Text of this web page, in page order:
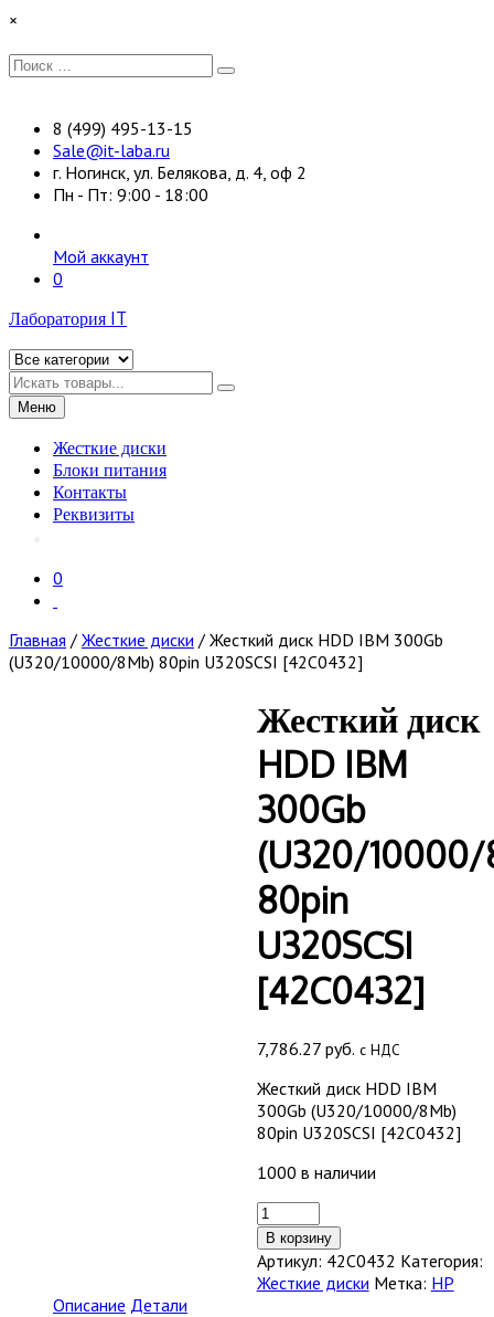
Перейти
содержимому
×
Искать:
Поиск
8 (499) 495-13-15
Sale@it-laba.ru
г. Ногинск, ул. Белякова, д. 4, оф 2
Пн - Пт: 9:00 - 18:00
Мой аккаунт
0
Лаборатория IT
Искать
Меню
Жесткие диски
Блоки питания
Контакты
Реквизиты
0
Главная / Жесткие диски / Жесткий диск HDD IBM 300Gb
(U320/10000/8Mb) 80pin U320SCSI [42C0432]
Жесткий диск
HDD IBM
300Gb
(U320/10000/
80pin
U320SCSI
[42C0432]
7,786.27 руб. с НДС
Жесткий диск HDD IBM
300Gb (U320/10000/8Mb)
80pin U320SCSI [42C0432]
1000 в наличии
Количество
товара
Жесткий
диск
HDD
В корзину
Артикул: 42C0432 Категория:
Жесткие диски Метка: HP
Описание Детали